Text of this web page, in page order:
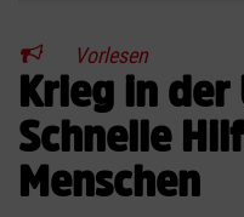
Vorlesen
Krieg in der
Schnelle
Menschen